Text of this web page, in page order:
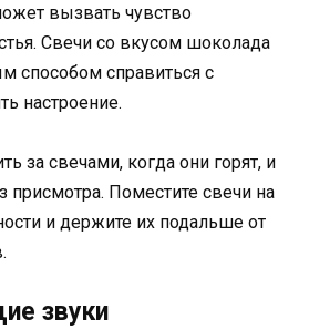
вызвать чувство
Свечи со вкусом шоколада
способом справиться с
настроение.
за свечами, когда они горят, и
присмотра. Поместите свечи на
и держите их подальше от
звуки